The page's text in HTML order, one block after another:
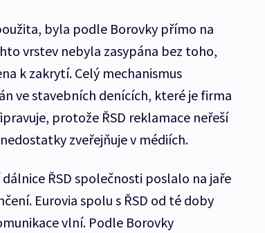
byla podle Borovky přímo na
vrstev nebyla zasypána bez toho,
k zakrytí. Celý mechanismus
ve stavebních denících, které je firma
protože ŘSD reklamace neřeší
zveřejňuje v médiích.
ŘSD společnosti poslalo na jaře
Eurovia spolu s ŘSD od té doby
vlní. Podle Borovky